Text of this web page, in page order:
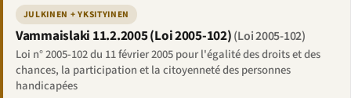
JULKINEN + YKSITYINEN
Vammaislaki 11.2.2005 (Loi 2005-102)(Loi 2005-102)
Loi n° 2005-102 du 11 février 2005 pour l'égalité des droits et des
chances, la participation et la citoyenneté des personnes
handicapées